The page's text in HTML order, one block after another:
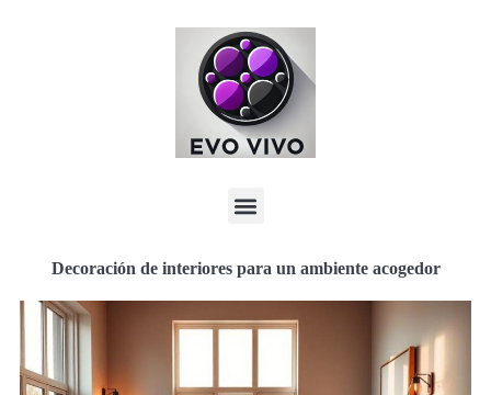
Decoración de interiores para un ambiente acogedor